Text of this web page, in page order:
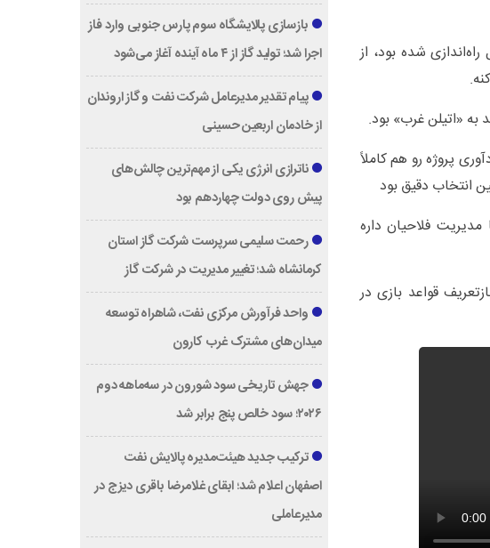
شده بود، از
به «اتیلن غرب» بود.
پروژه رو هم کاملاً
فلاحیان داره
قواعد بازی در
بازسازی پالایشگاه سوم پارس جنوبی وارد فاز
اجرا شد؛ تولید گاز از ۴ ماه آینده آغاز می‌شود
پیام تقدیر مدیرعامل شركت نفت و گاز اروندان
از خادمان اربعین حسینی
ناترازی انرژی یکی از مهم‌ترین چالش‌های
پیش روی دولت چهاردهم بود
رحمت سلیمی سرپرست شرکت گاز استان
کرمانشاه شد؛ تغییر مدیریت در شرکت گاز
واحد فرآورش مرکزی نفت، شاهراه توسعه
میدان‌های مشترک غرب کارون
جهش تاریخی سود شورون در سه‌ماهه دوم
۲۰۲۶؛ سود خالص پنج برابر شد
ترکیب جدید هیئت‌مدیره پالایش نفت
اصفهان اعلام شد؛ ابقای غلامرضا باقری دیزج در
مدیرعاملی